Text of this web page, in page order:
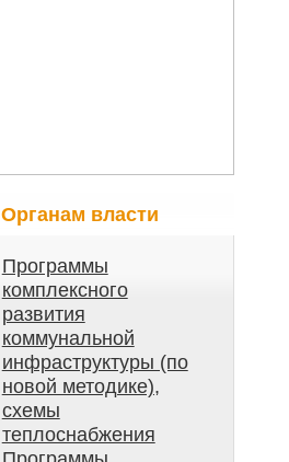
Органам власти
Программы
комплексного
развития
коммунальной
инфраструктуры (по
новой методике),
схемы
теплоснабжения